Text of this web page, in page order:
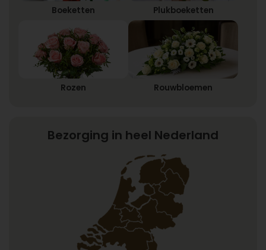
Boeketten Plukboeketten
Rozen Rouwbloemen
Bezorging in heel Nederland